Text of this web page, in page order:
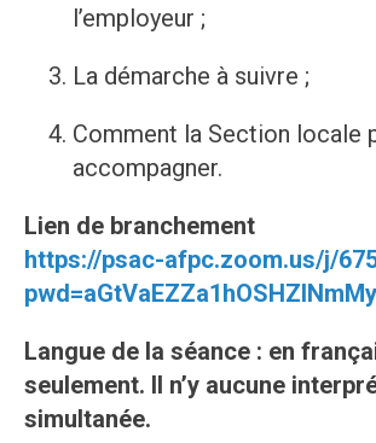
l’employeur ;
La démarche à suivre ;
Comment la Section locale
accompagner.
Lien de branchement
https://psac-afpc.zoom.us/j/
Langue de la séance : en
seulement. Il n’y aucune
simultanée.